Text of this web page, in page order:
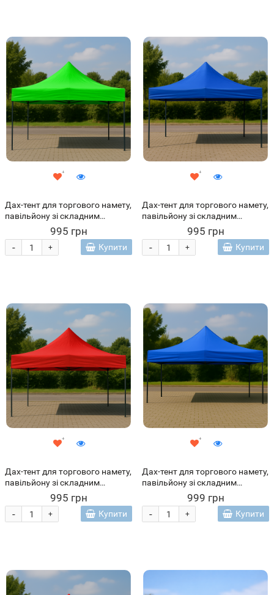
Дах-тент для торгового намету,
павільйону зі складним
каркасом 2х2 м Зелений
995 грн
+
- Купити
Дах-тент для торгового намету,
павільйону зі складним
каркасом 2х2 м Синій
995 грн
+
- Купити
Дах-тент для торгового намету,
павільйону зі складним
каркасом 2х2 м Червоний
995 грн
+
- Купити
Дах-тент для торгового намету,
павільйону зі складним
каркасом 2х3 м Синій (ARSH)
999 грн
+
- Купити